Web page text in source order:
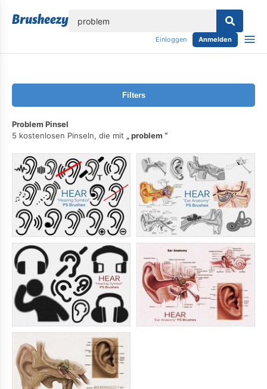
Einloggen Anmelden
Filters
Problem Pinsel
5 kostenlosen Pinseln, die mit
problem